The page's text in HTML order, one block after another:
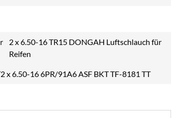
2 x6.50-16 TR15 DONGAH Luftschlauch für
Reifen
2 x6.50-16 6PR/91A6 ASF BKT TF-8181 TT